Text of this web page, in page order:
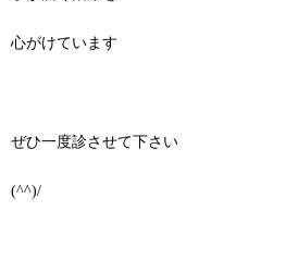
心がけています
ぜひ一度診させて下さい
(^^)/